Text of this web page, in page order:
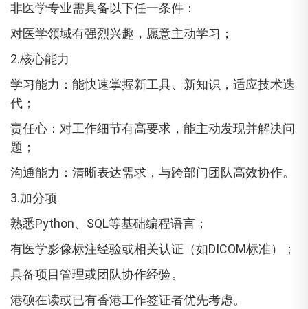
非医学专业需具备以下任一条件：
对医学领域有强烈兴趣，愿意主动学习；
2.核心能力
学习能力：能快速掌握新工具、新知识，适应技术迭
代；
责任心：对工作细节有高要求，能主动发现并解决问
题；
沟通能力：清晰表达需求，与跨部门团队高效协作。
3.加分项
熟悉Python、SQL等基础编程语言；
有医学影像标注经验或相关认证（如DICOM标准）；
具备项目管理或团队协作经验。
港硕在读或已有香港工作签证者优先考虑。